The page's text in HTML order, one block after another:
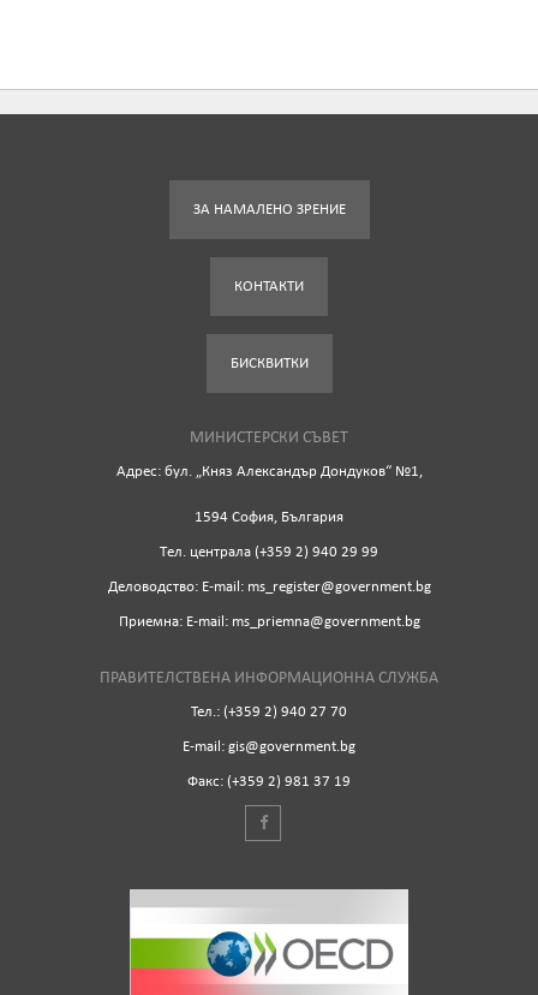
ЗА НАМАЛЕНО ЗРЕНИЕ
КОНТАКТИ
БИСКВИТКИ
МИНИСТЕРСКИ СЪВЕТ
Адрес: бул. „Княз Александър Дондуков“ №1,
1594 София, България
Tел. централа (+359 2) 940 29 99
Деловодство: Е-mail: ms_register@government.bg
Приемна: Е-mail: ms_priemna@government.bg
ПРАВИТЕЛСТВЕНА ИНФОРМАЦИОННА СЛУЖБА
Тел.: (+359 2) 940 27 70
Е-mail: gis@government.bg
Факс: (+359 2) 981 37 19